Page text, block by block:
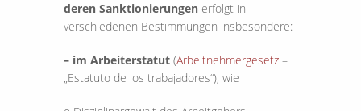
deren Sanktionierungen erfolgt in
verschiedenen Bestimmungen insbesondere:
– im Arbeiterstatut (Arbeitnehmergesetz –
„Estatuto de los trabajadores“), wie